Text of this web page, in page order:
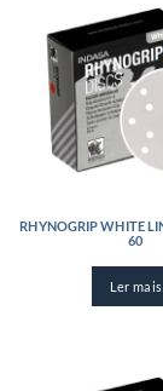
RHYNOGRIP WHITE
60
Ler mais